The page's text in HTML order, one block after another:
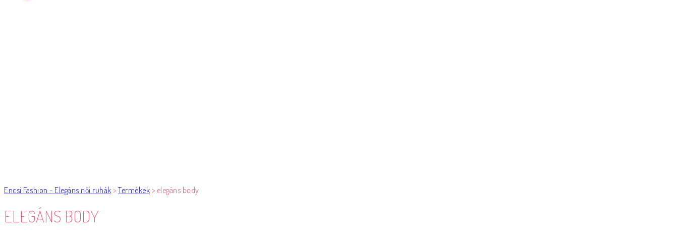
Encsi Fashion - Elegáns női ruhák > Termékek > elegáns body
ELEGÁNS BODY